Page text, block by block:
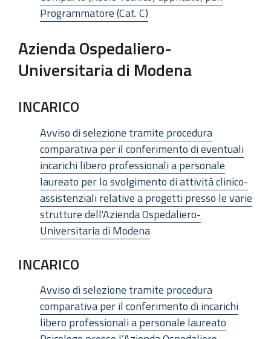
Programmatore (Cat. C)
Azienda Ospedaliero-
Universitaria di Modena
INCARICO
Avviso di selezione tramite procedura
comparativa per il conferimento di eventuali
incarichi libero professionali a personale
laureato per lo svolgimento di attività clinico-
assistenziali relative a progetti presso le varie
strutture dell'Azienda Ospedaliero-
Universitaria di Modena
INCARICO
Avviso di selezione tramite procedura
comparativa per il conferimento di incarichi
libero professionali a personale laureato